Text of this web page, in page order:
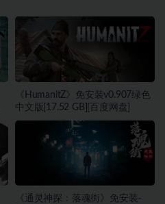
《HumanitZ》免安装v0.907绿色
中文版[17.52 GB][百度网盘]
《通灵神探：落魂街》免安装-